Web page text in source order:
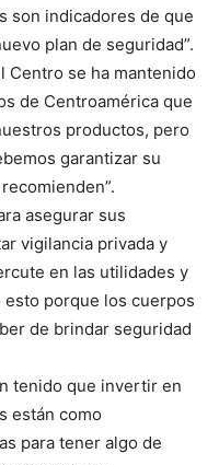
son indicadores de que
plan de seguridad”.
Centro se ha mantenido
de Centroamérica que
productos, pero
garantizar su
asegurar sus
vigilancia privada y
en las utilidades y
porque los cuerpos
de brindar seguridad
tenido que invertir en
están como
para tener algo de